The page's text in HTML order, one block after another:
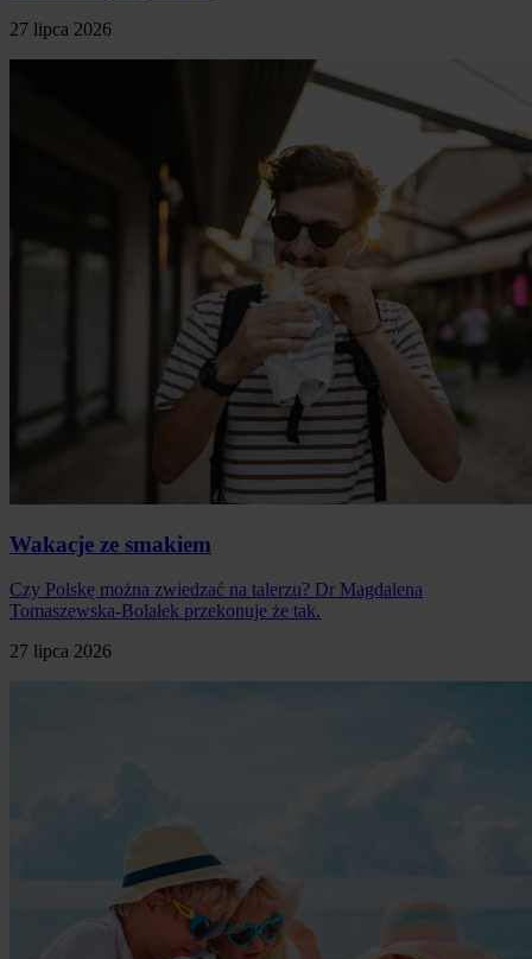
27 lipca 2026
Wakacje ze smakiem
Czy Polskę można zwiedzać na talerzu? Dr Magdalena
Tomaszewska-Bolałek przekonuje że tak.
27 lipca 2026